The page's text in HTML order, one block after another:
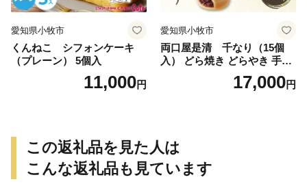
愛知県小牧市
くんねこ シフォンケーキ
（プレーン） 5個入
11,000円
愛知県小牧市
両口屋是清 千なり（15個
入） どら焼き どらやき 手土
産 お土産 土産 丹波大納言小
豆 抹茶 林檎 りんご 慶事 お
17,000円
この返礼品を見た人は
こんな返礼品も見ています